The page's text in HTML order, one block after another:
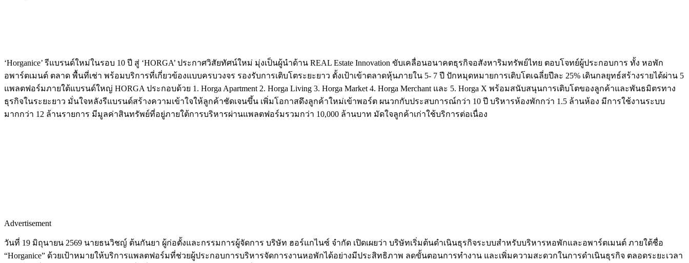
‘Horganice’ รีแบรนด์ใหม่ในรอบ 10 ปี สู่ ‘HORGA’ ประกาศวิสัยทัศน์ใหม่ มุ่งเป็นผู้นำด้าน REAL Estate Innovation ขับเคลื่อนอนาคตธุรกิจอสังหาริมทรัพย์ไทย ตอบโจทย์ผู้ประกอบการ ทั้ง หอพัก
อพาร์ตเมนต์ ตลาด พื้นที่เช่า พร้อมบริการที่เกี่ยวข้องแบบครบวงจร รองรับการเติบโตระยะยาว ตั้งเป้าเข้าตลาดหุ้นภายใน 5- 7 ปี ปักหมุดหมายการเติบโตเฉลี่ยปีละ 25% เดินกลยุทธ์สร้างรายได้ผ่าน 5
แพลตฟอร์มภายใต้แบรนด์ใหญ่ HORGA ประกอบด้วย 1. Horga Apartment 2. Horga Living 3. Horga Market 4. Horga Merchant และ 5. Horga X พร้อมสนับสนุนการเติบโตของลูกค้าและพันธมิตรทาง
ธุรกิจในระยะยาว มั่นใจหลังรีแบรนด์สร้างความเข้าใจให้ลูกค้าชัดเจนขึ้น เพิ่มโอกาสดึงลูกค้าใหม่เข้าพอร์ต ผนวกกับประสบการณ์กว่า 10 ปี บริหารห้องพักกว่า 1.5 ล้านห้อง มีการใช้งานระบบ
มากกว่า 12 ล้านรายการ มีมูลค่าสินทรัพย์ที่อยู่ภายใต้การบริหารผ่านแพลตฟอร์มรวมกว่า 10,000 ล้านบาท มัดใจลูกค้าเก่าใช้บริการต่อเนื่อง
Advertisement
วันที่ 19 มิถุนายน 2569 นายธนวิชญ์ ต้นกันยา ผู้ก่อตั้งและกรรมการผู้จัดการ บริษัท ฮอร์แกไนซ์ จำกัด เปิดเผยว่า บริษัทเริ่มต้นดำเนินธุรกิจระบบสำหรับบริหารหอพักและอพาร์ตเมนต์ ภายใต้ชื่อ
“Horganice” ด้วยเป้าหมายให้บริการแพลตฟอร์มที่ช่วยผู้ประกอบการบริหารจัดการงานหอพักได้อย่างมีประสิทธิภาพ ลดขั้นตอนการทำงาน และเพิ่มความสะดวกในการดำเนินธุรกิจ ตลอดระยะเวลา